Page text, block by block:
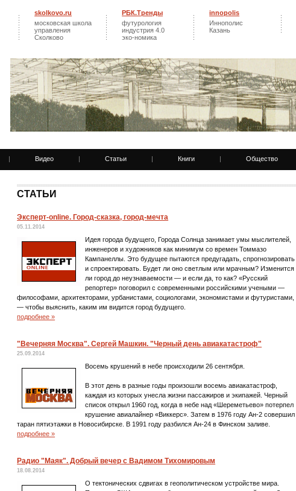
skolkovo.ru
московская школа
управления
Сколково
РБК.Тренды
футурология
индустрия 4.0
эко-номика
innopolis
Иннополис
Казань
| Видео | Статьи | Книги | Общество
СТАТЬИ
Эксперт-online. Город-сказка, город-мечта
05.11.2014
Идея города будущего, Города Солнца занимает умы мыслителей,
инженеров и художников как минимум со времен Томмазо
Кампанеллы. Это будущее пытаются предугадать, спрогнозировать
и спроектировать. Будет ли оно светлым или мрачным? Изменится
ли город до неузнаваемости — и если да, то как? «Русский
репортер» поговорил с современными российскими учеными —
философами, архитекторами, урбанистами, социологами, экономистами и футуристами,
— чтобы выяснить, каким им видится город будущего.
подробнее »
"Вечерняя Москва". Сергей Машкин. "Черный день авиакатастроф"
25.09.2014
Восемь крушений в небе происходили 26 сентября.
В этот день в разные годы произошли восемь авиакатастроф,
каждая из которых унесла жизни пассажиров и экипажей. Черный
список открыл 1960 год, когда в небе над «Шереметьево» потерпел
крушение авиалайнер «Виккерс». Затем в 1976 году Ан-2 совершил
таран пятиэтажки в Новосибирске. В 1991 году разбился Ан-24 в Финском заливе.
подробнее »
Радио "Маяк". Добрый вечер с Вадимом Тихомировым
18.08.2014
О тектонических сдвигах в геополитическом устройстве мира.